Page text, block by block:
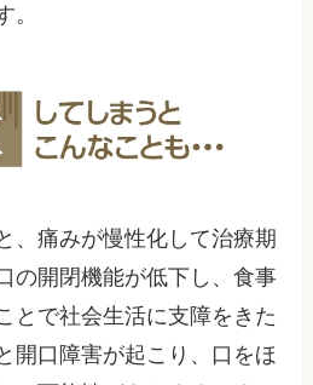
。
、痛みが慢性化して治療期
の開閉機能が低下し、食事
とで社会生活に支障をきた
開口障害が起こり、口をほ